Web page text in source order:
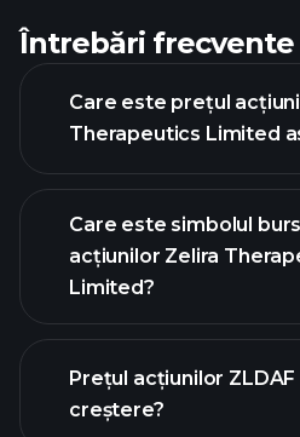
Întrebări frecvente
Care este prețul
Therapeutics Limited
graficul avansat
Care este simbolul
acțiunilor Zelira
Limited?
Prețul acțiunilor
creștere?